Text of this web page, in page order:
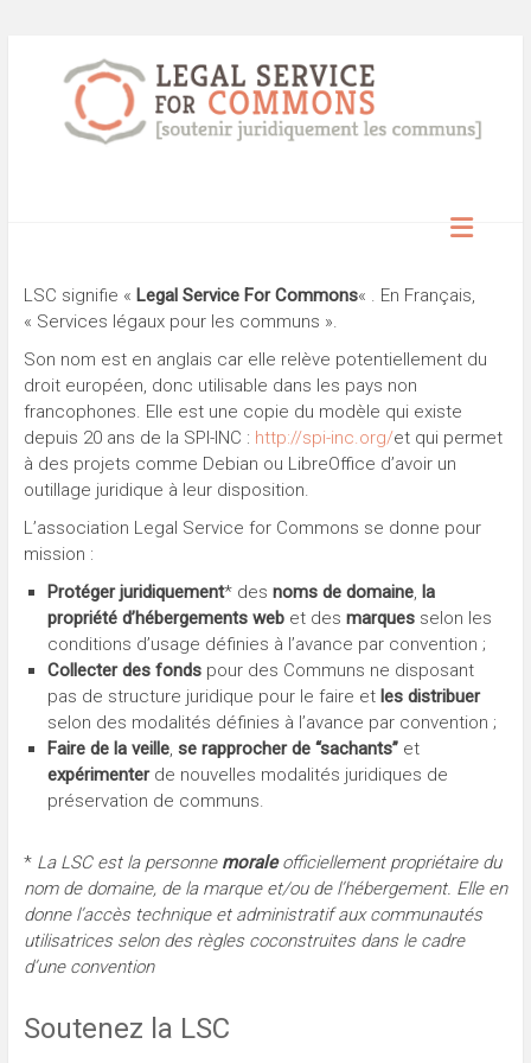
LSC signifie « Legal Service For Commons« . En Français,
« Services légaux pour les communs ».
Son nom est en anglais car elle relève potentiellement du
droit européen, donc utilisable dans les pays non
francophones. Elle est une copie du modèle qui existe
depuis 20 ans de la SPI-INC : http://spi-inc.org/et qui permet
à des projets comme Debian ou LibreOffice d’avoir un
outillage juridique à leur disposition.
L’association Legal Service for Commons se donne pour
mission :
Protéger juridiquement* des noms de domaine, la
propriété d’hébergements webet des marquesselon les
conditions d’usage définies à l’avance par convention ;
Collecter des fondspour des Communs ne disposant
pas de structure juridique pour le faire et les distribuer
selon des modalités définies à l’avance par convention ;
Faire de la veille, se rapprocher de “sachants”et
expérimenterde nouvelles modalités juridiques de
préservation de communs.
* La LSC est la personne moraleofficiellement propriétaire du
nom de domaine, de la marque et/ou de l’hébergement. Elle en
donne l’accès technique et administratif aux communautés
utilisatrices selon des règles coconstruites dans le cadre
d’une convention
Soutenez la LSC